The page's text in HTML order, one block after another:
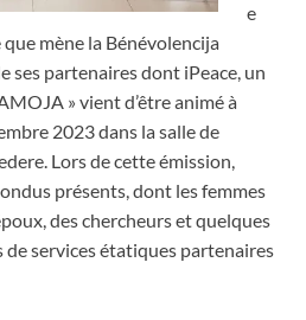
e
mène la Bénévolencija
ses partenaires dont iPeace, un
» vient d’être animé à
2023 dans la salle de
Lors de cette émission,
présents, dont les femmes
des chercheurs et quelques
de services étatiques partenaires